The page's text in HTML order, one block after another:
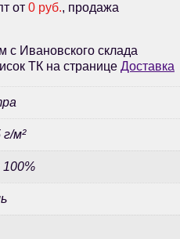
от 0 руб., продажа
с Ивановского склада
ТК на странице Доставка
г/м²
100%